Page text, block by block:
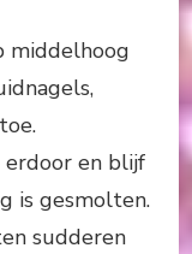
middelhoog
erdoor en blijf
is gesmolten.
sudderen